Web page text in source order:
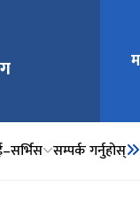
मुख्य
सम्पर्क गर्नुहोस्